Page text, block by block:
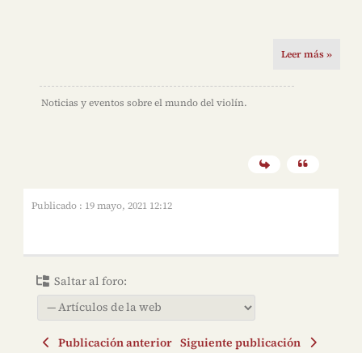
Leer más »
Noticias y eventos sobre el mundo del violín.
Publicado : 19 mayo, 2021 12:12
Saltar al foro:
Publicación anterior Siguiente publicación